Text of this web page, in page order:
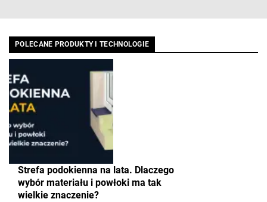
POLECANE PRODUKTY I TECHNOLOGIE
Strefa podokienna na lata. Dlaczego
wybór materiału i powłoki ma tak
wielkie znaczenie?